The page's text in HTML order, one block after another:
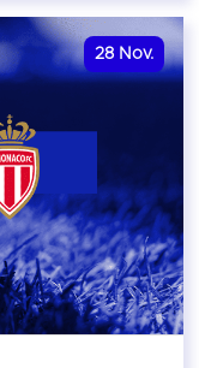
28 Nov.